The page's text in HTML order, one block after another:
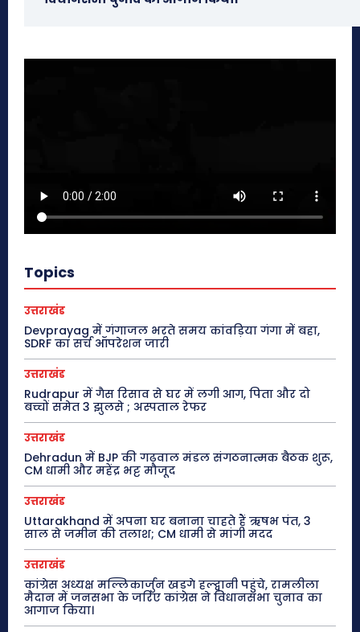
Topics
उत्तराखंड
Devprayag में गंगाजल भरते समय कांवड़िया गंगा में बहा,
SDRF का सर्च ऑपरेशन जारी
उत्तराखंड
Rudrapur में गैस रिसाव से घर में लगी आग, पिता और दो
बच्चों समेत 3 झुलसे ; अस्पताल रेफर
उत्तराखंड
Dehradun में BJP की गढ़वाल मंडल संगठनात्मक बैठक शुरू,
CM धामी और महेंद्र भट्ट मौजूद
उत्तराखंड
Uttarakhand में अपना घर बनाना चाहते हैं ऋषभ पंत, 3
साल से जमीन की तलाश; CM धामी से मांगी मदद
उत्तराखंड
कांग्रेस अध्यक्ष मल्लिकार्जुन खड़गे हल्द्वानी पहुंचे, रामलीला
मैदान में जनसभा के जरिए कांग्रेस ने विधानसभा चुनाव का
आगाज किया।